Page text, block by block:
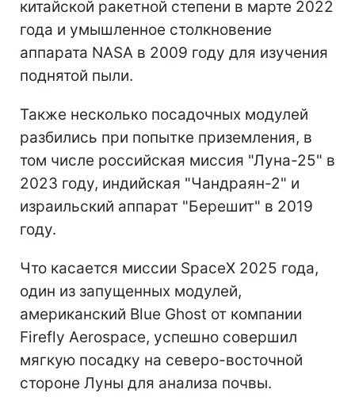
китайской ракетной степени в марте 2022
года и умышленное столкновение
аппарата NASA в 2009 году для изучения
поднятой пыли.
Также несколько посадочных модулей
разбились при попытке приземления, в
том числе российская миссия "Луна-25" в
2023 году, индийская "Чандраян-2" и
израильский аппарат "Берешит" в 2019
году.
Что касается миссии SpaceX 2025 года,
один из запущенных модулей,
американский Blue Ghost от компании
Firefly Aerospace, успешно совершил
мягкую посадку на северо-восточной
стороне Луны для анализа почвы.